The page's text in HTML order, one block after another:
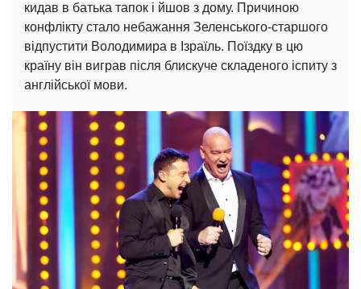
кидав в батька тапок і йшов з дому. Причиною
конфлікту стало небажання Зеленського-старшого
відпустити Володимира в Ізраїль. Поїздку в цю
країну він виграв після блискуче складеного іспиту з
англійської мови.